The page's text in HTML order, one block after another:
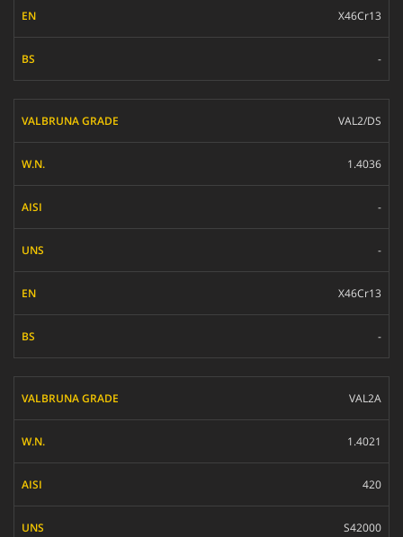
X46Cr13
-
VAL2/DS
1.4036
-
-
X46Cr13
-
VAL2A
1.4021
420
S42000